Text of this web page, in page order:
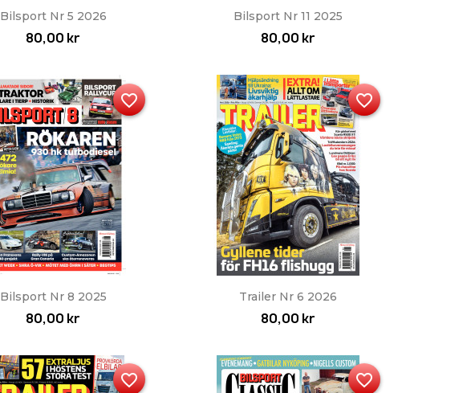
Snabbvy
Bilsport Nr 5 2026
80,00 kr
Snabbvy
Bilsport Nr 11 2025
80,00 kr
Snabbvy
Bilsport Nr 8 2025
80,00 kr
favorite_border
Snabbvy
Trailer Nr 6 2026
80,00 kr
favorite_border
favorite_border favorite_border